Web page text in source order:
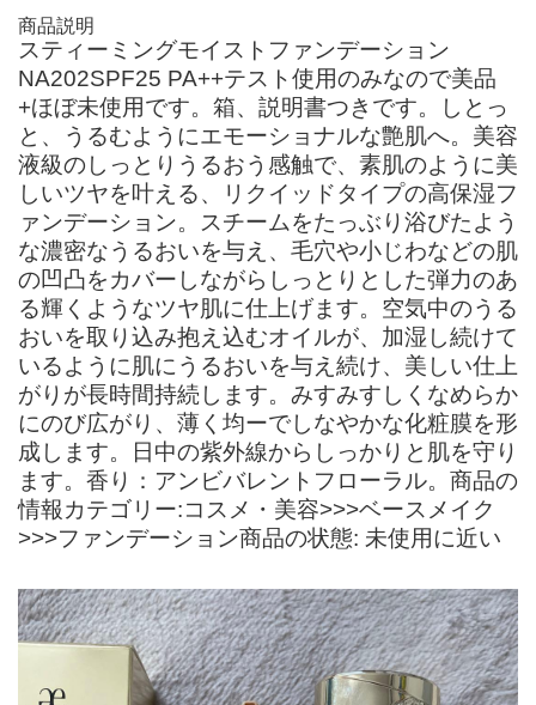
商品説明
スティーミングモイストファンデーション
NA202SPF25 PA++テスト使用のみなので美品
+ほぼ未使用です。箱、説明書つきです。しとっ
と、うるむようにエモーショナルな艶肌へ。美容
液級のしっとりうるおう感触で、素肌のように美
しいツヤを叶える、リクイッドタイプの高保湿フ
ァンデーション。スチームをたっぶり浴びたよう
な濃密なうるおいを与え、毛穴や小じわなどの肌
の凹凸をカバーしながらしっとりとした弾力のあ
る輝くようなツヤ肌に仕上げます。空気中のうる
おいを取り込み抱え込むオイルが、加湿し続けて
いるように肌にうるおいを与え続け、美しい仕上
がりが長時間持続します。みすみすしくなめらか
にのび広がり、薄く均ーでしなやかな化粧膜を形
成します。日中の紫外線からしっかりと肌を守り
ます。香り：アンビバレントフローラル。商品の
情報カテゴリー:コスメ・美容>>>ベースメイク
>>>ファンデーション商品の状態: 未使用に近い